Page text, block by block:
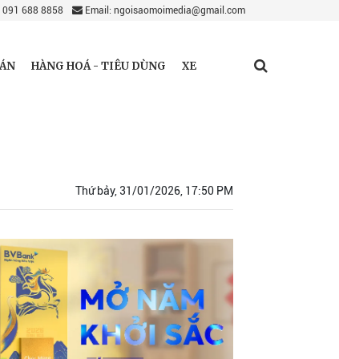
091 688 8858 Email: ngoisaomoimedia@gmail.com
HÀNG HOÁ - TIÊU DÙNG XE
Thứ bảy, 31/01/2026, 17:50 PM